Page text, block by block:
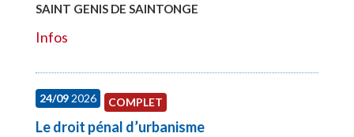
SAINT GENIS DE SAINTONGE
Infos
24/092026 COMPLET
Le droit pénal d’urbanisme